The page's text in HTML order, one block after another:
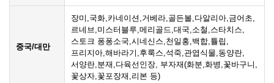
중국/대만
장미,국화,카네이션,거베라,골든볼,다알리아,금어초,
르네브,미스터블루,메리골드,대국,소철,스타치스,
스토크 퐁퐁소국,시네신스,천일홍,백합,튤립,
프리지아,해바라기,후룩스,석죽,관엽식물,동양란,
서양란,분재,다육선인장, 부자재(화분,화병,꽃바구니,
꽃상자,꽃포장재,리본 등)